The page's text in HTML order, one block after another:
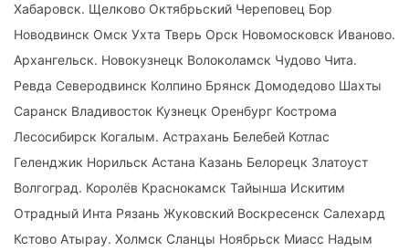
Хабаровск. Щелково Октябрьский Череповец Бор
Новодвинск Омск Ухта Тверь Орск Новомосковск Иваново.
Архангельск. Новокузнецк Волоколамск Чудово Чита.
Ревда Северодвинск Колпино Брянск Домодедово Шахты
Саранск Владивосток Кузнецк Оренбург Кострома
Лесосибирск Когалым. Астрахань Белебей Котлас
Геленджик Норильск Астана Казань Белорецк Златоуст
Волгоград. Королёв Краснокамск Тайынша Искитим
Отрадный Инта Рязань Жуковский Воскресенск Салехард
Кстово Атырау. Холмск Сланцы Ноябрьск Миасс Надым